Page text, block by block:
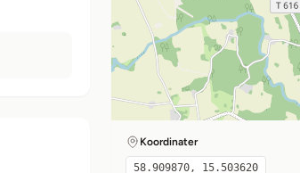
Koordinater
58.909870, 15.503620